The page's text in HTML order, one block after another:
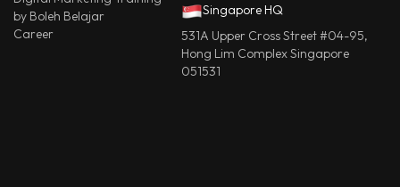
by Boleh Belajar
Career
Singapore HQ
531A Upper Cross Street #04-95,
Hong Lim Complex Singapore
051531